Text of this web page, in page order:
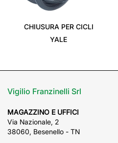
CHIUSURA PER CICLI
YALE
Vigilio Franzinelli Srl
MAGAZZINO E UFFICI
Via Nazionale, 2
38060, Besenello - TN